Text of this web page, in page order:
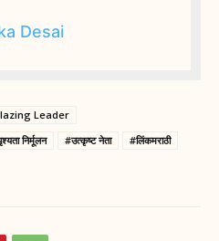
Desai
Leader
निर्मूलन #उत्कृष्ट नेता
#लिंकमराठी